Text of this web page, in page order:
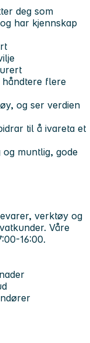
deg som
har kjennskap
håndtere flere
og ser verdien
til å ivareta et
muntlig, gode
verktøy og
Våre
16:00.